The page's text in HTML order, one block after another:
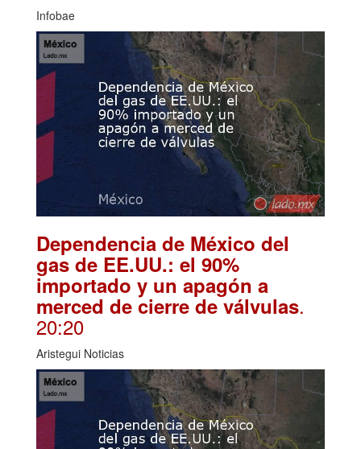
Infobae
Dependencia de México del
gas de EE.UU.: el 90%
importado y un apagón a
merced de cierre de válvulas.
20:20
Aristegui Noticias